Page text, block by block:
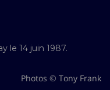
le 14 juin 1987.
Photos © Tony Frank